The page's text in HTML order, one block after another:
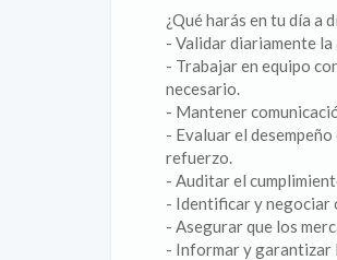
¿Qué harás en tu día a
- Validar diariamente
- Trabajar en equipo
necesario.
- Mantener
- Evaluar el
refuerzo.
- Auditar el
- Identificar y negociar
- Asegurar que los
- Informar y garantizar